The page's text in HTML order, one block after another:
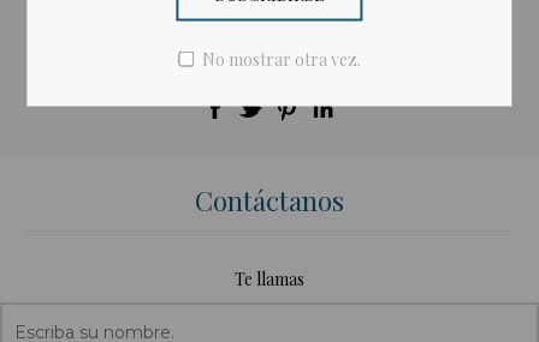
Compartir:
Contáctanos
Te llamas
No mostrar otra vez.